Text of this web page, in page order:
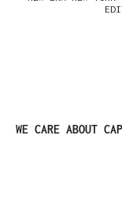
Produktgalerie
WE CARE ABOUT